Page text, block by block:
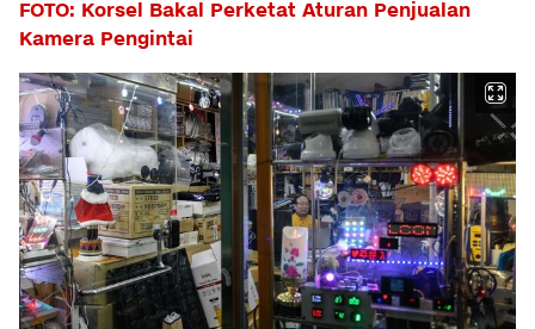
FOTO: Korsel Bakal Perketat Aturan Penjualan
Kamera Pengintai